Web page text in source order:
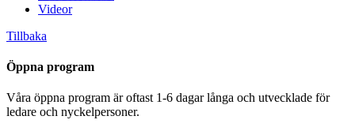
Videor
Tillbaka
Öppna program
Våra öppna program är oftast 1-6 dagar långa och utvecklade för
ledare och nyckelpersoner.